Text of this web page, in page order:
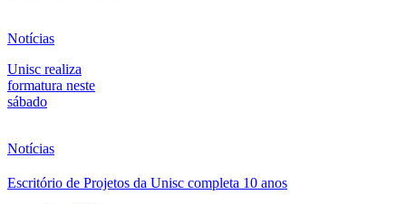
Notícias
Unisc realiza
formatura neste
sábado
Notícias
Escritório de Projetos da Unisc completa 10 anos